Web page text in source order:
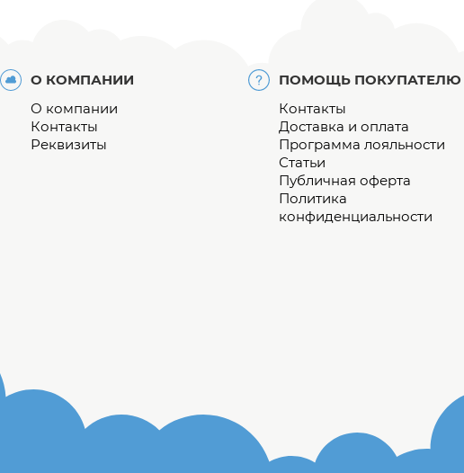
О КОМПАНИИ
О компании
Контакты
Реквизиты
ПОМОЩЬ ПОКУПАТЕЛЮ
Контакты
Доставка и оплата
Программа лояльности
Статьи
Публичная оферта
Политика
конфиденциальности